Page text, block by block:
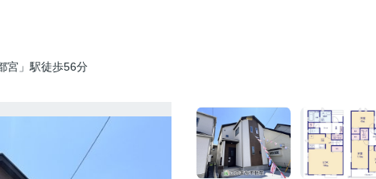
宮」駅徒歩56分